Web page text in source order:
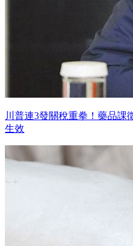
川普連3發關稅重拳！藥品課
生效